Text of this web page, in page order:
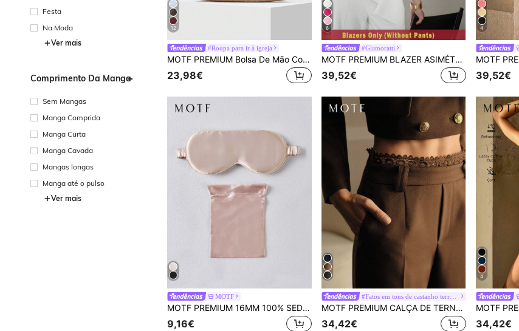
Festa
Na Moda
Ver mais
Comprimento Da Manga
Sem Mangas
Manga Comprida
Manga Curta
Manga Cavada
Mangas longas
Manga até o pulso
Ver mais
12
#Roupa para ir à igreja
MOTF PREMIUM Bolsa De Mão Com Alça Superior E Detalhes Em Miçangas
23,98€
6
#Glamoratti
MOTF PREMIUM BLAZER ASIMÉTRICO COM CINTO, COLARINHO SÓLIDO DE BICO E BARRA ASSIMÉTRICA
39,52€
4
39,52€
MOTF
MOTF PREMIUM 16MM 100% SEDA CAPA DE OLHOS PARA QUARTO, VIAGEM, ESCRITÓRIO, ESCOLA
9,16€
MOTF PREMIUM CALÇA DE TERNO COM RENDA CONTRASTADA E VINCO PRENSADO, OUTONO INVERNO
34,42€
4
34,42€